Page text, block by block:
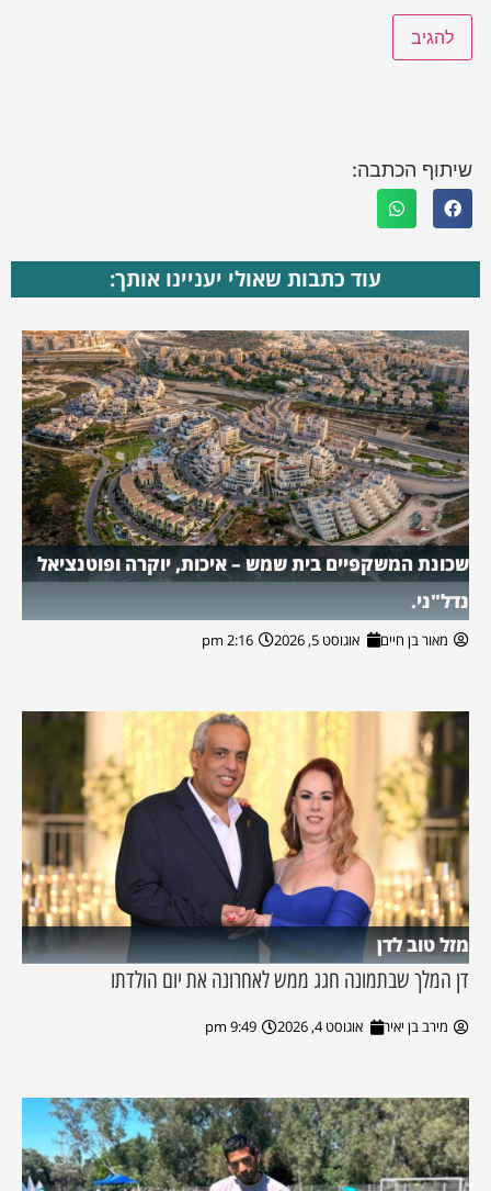
שיתוף הכתבה:
עוד כתבות שאולי יעניינו אותך:
שכונת המשקפיים בית שמש – איכות, יוקרה ופוטנציאל
נדל"ני.
מאור בן חיים אוגוסט 5, 2026 2:16 pm
מזל טוב לדן
דן המלך שבתמונה חגג ממש לאחרונה את יום הולדתו
מירב בן יאיר אוגוסט 4, 2026 9:49 pm